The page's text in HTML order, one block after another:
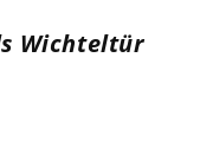
Wichteltür